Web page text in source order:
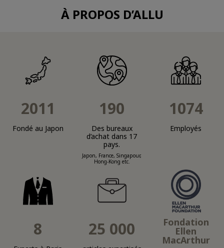
À PROPOS D’ALLU
2011
Fondé au Japon
190
Des bureaux
d’achat dans 17
pays.
Japon, France, Singapour,
Hong-Kong etc.
1074
Employés
8 25 000 Fondation
Ellen
MacArthur